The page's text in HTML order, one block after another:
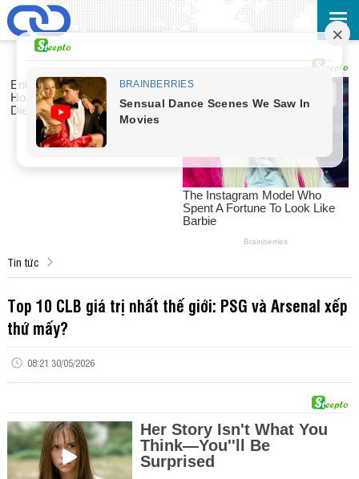
Tin tức
Top 10 CLB giá trị nhất thế giới: PSG và Arsenal xếp
thứ mấy?
08:21 30/05/2026